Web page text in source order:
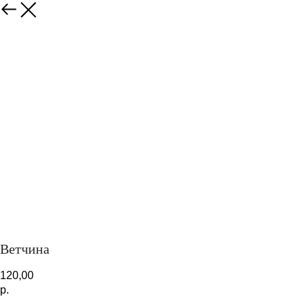
Закрыть
Ветчина
120,00
р.